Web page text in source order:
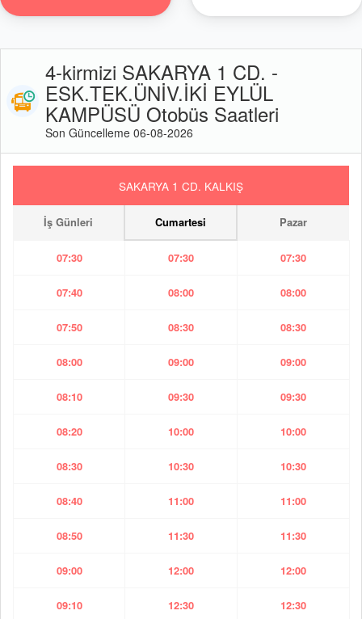
4-kirmizi SAKARYA 1 CD. -
ESK.TEK.ÜNİV.İKİ EYLÜL
KAMPÜSÜ Otobüs Saatleri
Son Güncelleme 06-08-2026
SAKARYA 1 CD. KALKIŞ
İş Günleri Cumartesi Pazar
07:30 07:30 07:30
07:40 08:00 08:00
07:50 08:30 08:30
08:00 09:00 09:00
08:10 09:30 09:30
08:20 10:00 10:00
08:30 10:30 10:30
08:40 11:00 11:00
08:50 11:30 11:30
09:00 12:00 12:00
09:10 12:30 12:30